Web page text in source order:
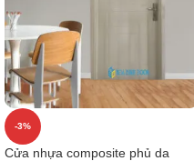
-3%
Cửa nhựa composite phủ da